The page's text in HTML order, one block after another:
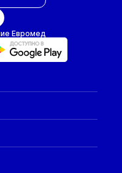
Евромед